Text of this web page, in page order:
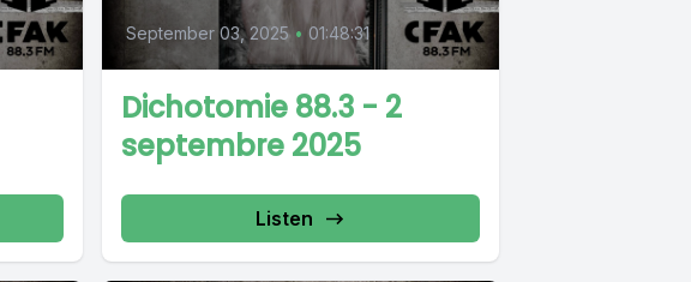
September 03, 2025 • 01:48:31
Dichotomie 88.3 - 2
septembre 2025
Listen